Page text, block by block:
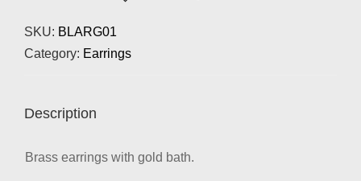
SKU: BLARG01
Category: Earrings
Description
Brass earrings with gold bath.